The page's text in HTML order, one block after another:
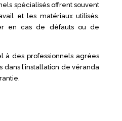
spécialisés offrent souvent
et les matériaux utilisés.
en cas de défauts ou de
à des professionnels agrées
dans l’installation de véranda